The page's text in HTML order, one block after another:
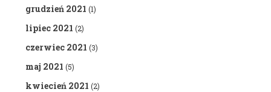
grudzień 2021 (1)
lipiec 2021 (2)
czerwiec 2021 (3)
maj 2021 (5)
kwiecień 2021 (2)